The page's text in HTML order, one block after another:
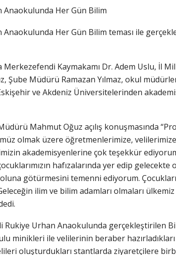
Anaokulunda Her Gün Bilim
Anaokulunda Her Gün Bilim teması ile
Merkezefendi Kaymakamı Dr. Adem Uslu, İl
Şube Müdürü Ramazan Yılmaz, okul
ve Akdeniz Üniversitelerinden
Mahmut Oğuz açılış konuşmasında
olmak üzere öğretmenlerimize,
akademisyenlerine çok teşekkür
hafızalarında yer edip
götürmesini temenni ediyorum.
ilim ve bilim adamları olmaları ülkemiz
Rukiye Urhan Anaokulunda gerçekleştirilen
minikleri ile velilerinin beraber
oluşturdukları stantlarda ziyaretçilere